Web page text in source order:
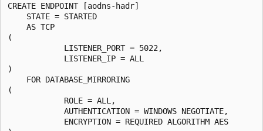
CREATE ENDPOINT [aodns-hadr]
    STATE = STARTED
    AS TCP
(
            LISTENER_PORT = 5022,
            LISTENER_IP = ALL
)
    FOR DATABASE_MIRRORING
(
            ROLE = ALL,
            AUTHENTICATION = WINDOWS NEGOTIATE,
            ENCRYPTION = REQUIRED ALGORITHM AES